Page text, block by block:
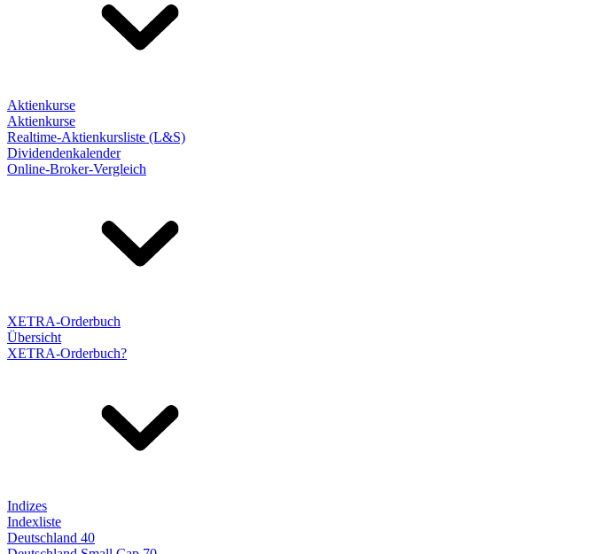
Aktienkurse
Aktienkurse
Realtime-Aktienkursliste (L&S)
Dividendenkalender
Online-Broker-Vergleich
XETRA-Orderbuch
Übersicht
XETRA-Orderbuch?
Indizes
Indexliste
Deutschland 40